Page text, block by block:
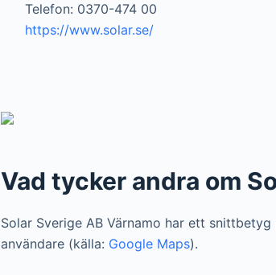
Telefon: 0370-474 00
https://www.solar.se/
Vad tycker andra om
Solar Sverige AB Värnamo har ett snittbetyg
användare (källa: Google Maps).